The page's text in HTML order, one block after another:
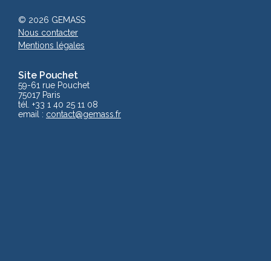
Site Pouchet
59-61 rue Pouchet
75017 Paris
tél. +33 1 40 25 11 08
email : contact@gemass.fr
© 2026 GEMASS
Nous contacter
Mentions légales